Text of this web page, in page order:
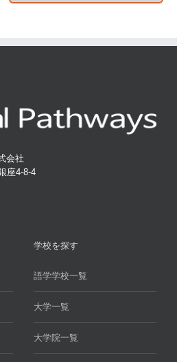
会社
座4-8-4
学校を探す
語学学校一覧
大学一覧
大学院一覧